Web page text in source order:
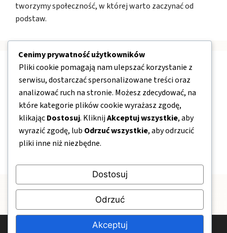
tworzymy społeczność, w której warto zaczynać od
podstaw.
Nawigacja
O nas
Kontakt
Mapa strony
Cenimy prywatność użytkowników
Pliki cookie pomagają nam ulepszać korzystanie z
serwisu, dostarczać spersonalizowane treści oraz
analizować ruch na stronie. Możesz zdecydować, na
które kategorie plików cookie wyrażasz zgodę,
klikającDostosuj. KliknijAkceptuj wszystkie, aby
wyrazić zgodę, lub Odrzuć wszystkie, aby odrzucić
pliki inne niż niezbędne.
Dostosuj
Odrzuć
Akceptuj